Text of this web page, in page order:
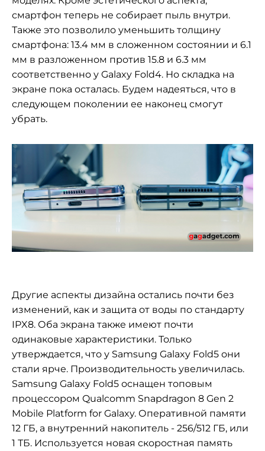
смартфон теперь не собирает пыль внутри.
Также это позволило уменьшить толщину
смартфона: 13.4 мм в сложенном состоянии и 6.1
мм в разложенном против 15.8 и 6.3 мм
соответственно у Galaxy Fold4. Но складка на
экране пока осталась. Будем надеяться, что в
следующем поколении ее наконец смогут
убрать.
Другие аспекты дизайна остались почти без
изменений, как и защита от воды по стандарту
IPX8. Оба экрана также имеют почти
одинаковые характеристики. Только
утверждается, что у Samsung Galaxy Fold5 они
стали ярче. Производительность увеличилась.
Samsung Galaxy Fold5 оснащен топовым
процессором Qualcomm Snapdragon 8 Gen 2
Mobile Platform for Galaxy. Оперативной памяти
12 ГБ, а внутренний накопитель - 256/512 ГБ, или
1 ТБ. Используется новая скоростная память